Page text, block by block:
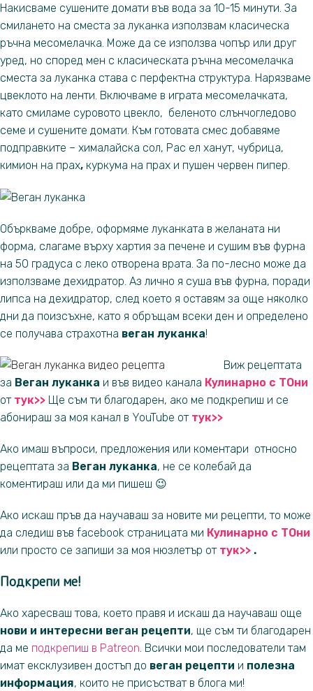
Накисваме сушените домати във вода за 10-15 минути. За
смилането на сместа за луканка използвам класическа
ръчна месомелачка. Може да се използва чопър или друг
уред, но според мен с класическата ръчна месомелачка
сместа за луканка става с перфектна структура. Нарязваме
цвеклото на ленти. Включваме в играта месомелачката,
като смиламе суровото цвекло, беленото слънчогледово
семе и сушените домати. Към готовата смес добавяме
подправките – хималайска сол, Рас ел ханут, чубрица,
кимион на прах, куркума на прах и пушен червен пипер.
Объркваме добре, оформяме луканката в желаната ни
форма, слагаме върху хартия за печене и сушим във фурна
на 50 градуса с леко отворена врата. За по-лесно може да
използваме дехидратор. Аз лично я суша във фурна, поради
липса на дехидратор, след което я оставям за още няколко
дни да поизсъхне, като я обръщам всеки ден и определено
се получава страхотна веган луканка!
Виж рецептата
за Веган луканка и във видео канала Кулинарно с ТОни
от тук>> Ще съм ти благодарен, ако ме подкрепиш и се
абонираш за моя канал в YouTube от тук>>
Ако имаш въпроси, предложения или коментари относно
рецептата за Веган луканка, не се колебай да
коментираш или да ми пишеш 😉
Ако искаш пръв да научаваш за новите ми рецепти, то може
да следиш във facebook страницата ми Кулинарно с ТОни
или просто се запиши за моя нюзлетър от тук>> .
Подкрепи ме!
Ако харесваш това, което правя и искаш да научаваш още
нови и интересни веган рецепти, ще съм ти благодарен
да ме подкрепиш в Patreon. Всички мои последователи там
имат ексклузивен достъп до веган рецепти и полезна
информация, които не присъстват в блога ми!